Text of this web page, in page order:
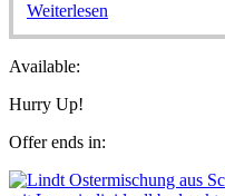
Weiterlesen
Available:
Hurry Up!
Offer ends in: